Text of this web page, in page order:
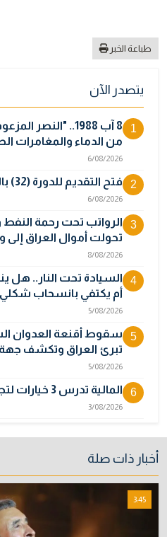
طباعة الخبر
يتصدر الآن
1
8 آب 1988..
من الدماء والمغامرات
6/08/2026
2 فتح التقديم للدورة (32) بالمعهد العالي للأمن
6/08/2026
3
الرواتب تحت رحمة النفط
تحولت أموال العراق
8/08/2026
4
السيادة تحت النار.. هل
أم يكتفي بانسحاب
5/08/2026
5
سقوط أقنعة العدوان
تبرئ العراق وتكشف
5/08/2026
6 المالية تدرس 3 خيارات لتجاوز أزمة رواتب الموظفين
3/08/2026
الباكستاني
9/08/2026
8
نائبة تحذر من
الموظفين
أخبار ذات صلة
3:45